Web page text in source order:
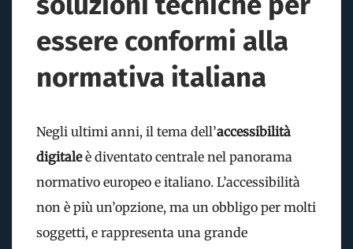
essere conformi alla
normativa italiana
Negli ultimi anni, il tema dell’accessibilità
digitaleè diventato centrale nel panorama
normativo europeo e italiano. L’accessibilità
non è più un’opzione, ma un obbligo per molti
soggetti, e rappresenta una grande